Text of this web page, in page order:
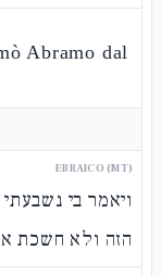
Abramo dal
EBRAICO (MT)
ויאמר בי
הזה ולא חשכת